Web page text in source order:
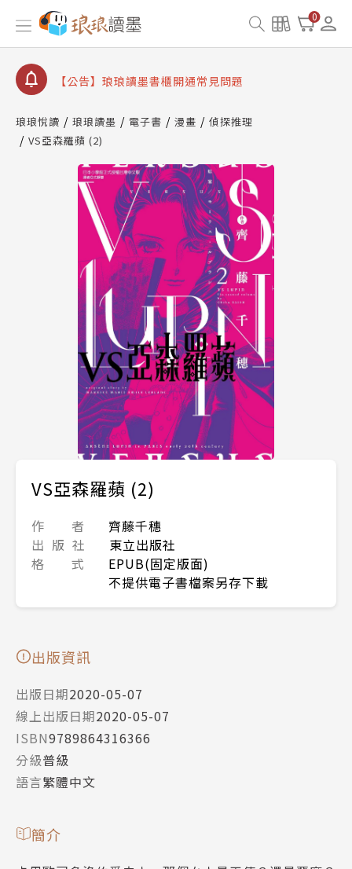
0
【公告】因 Readmoo 讀墨系統維護中，本站同步暫
停部分閱讀服務
【公告】琅琅讀墨數位閱讀資產合併與書櫃開通申請
【公告】琅琅讀墨書櫃開通常見問題
請圖文教學
【公告】琅琅書店服務升級重要說明及資產合併結果
查詢
【公告】因 Readmoo 讀墨系統維護中，本站同步暫
停部分閱讀服務
琅琅悅讀 琅琅讀墨 電子書 漫畫
偵探推理
VS亞森羅蘋 (2)
VS亞森羅蘋 (2)
作 者
齊藤千穗
出 版 社
東立出版社
格 式
EPUB(固定版面)
不提供電子書檔案另存下載
出版資訊
出版日期2020-05-07
線上出版日期2020-05-07
ISBN9789864316366
分級普級
語言繁體中文
簡介